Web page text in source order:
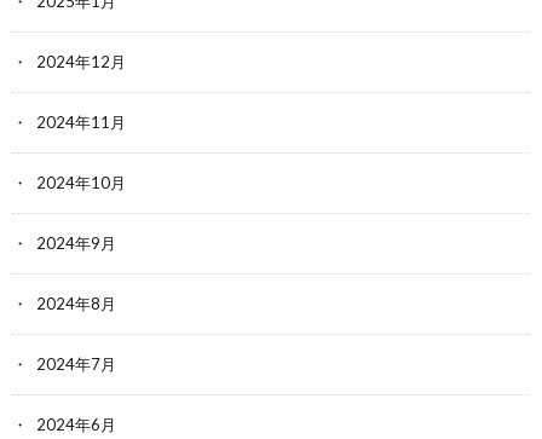
2024年12月
2024年11月
2024年10月
2024年9月
2024年8月
2024年7月
2024年6月